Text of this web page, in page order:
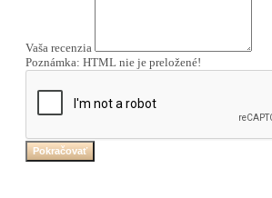
Vaša recenzia
Poznámka: HTML nie je preložené!
Pokračovať